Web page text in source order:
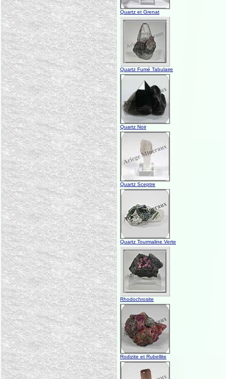
Quartz et Grenat
Quartz Fumé Tabulaire
Quartz Noir
Quartz Sceptre
Quartz Tourmaline Verte
Rhodochrosite
Rodizite et Rubellite